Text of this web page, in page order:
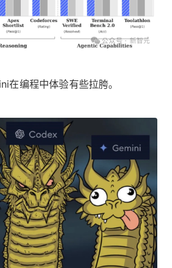
在编程中体验有些拉胯。